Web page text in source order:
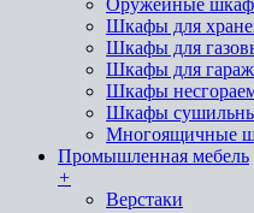
Оружейные
Шкафы для
Шкафы для
Шкафы для
Шкафы
Шкафы
Многоящичные
Промышленная мебель
+
Верстаки